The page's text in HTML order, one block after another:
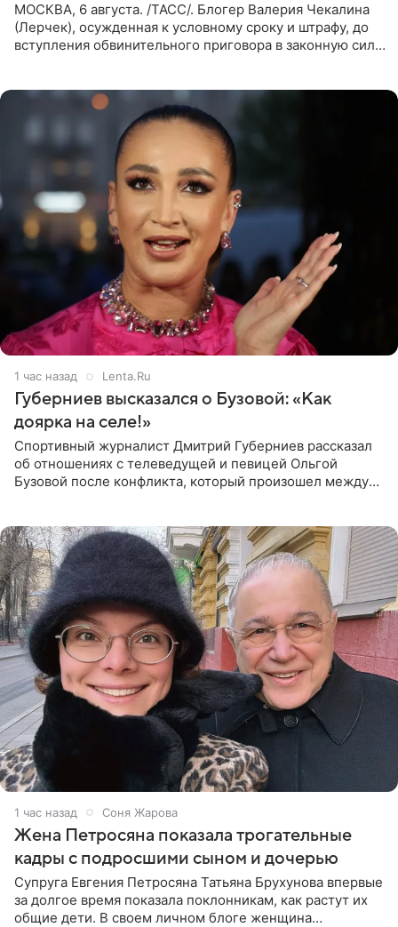
МОСКВА, 6 августа. /ТАСС/. Блогер Валерия Чекалина
(Лерчек), осужденная к условному сроку и штрафу, до
вступления обвинительного приговора в законную силу
1 час назад Lenta.Ru
Губерниев высказался о Бузовой: «Как
доярка на селе!»
Спортивный журналист Дмитрий Губерниев рассказал
об отношениях с телеведущей и певицей Ольгой
Бузовой после конфликта, который произошел между
1 час назад Соня Жарова
Жена Петросяна показала трогательные
кадры с подросшими сыном и дочерью
Супруга Евгения Петросяна Татьяна Брухунова впервые
за долгое время показала поклонникам, как растут их
общие дети. В своем личном блоге женщина